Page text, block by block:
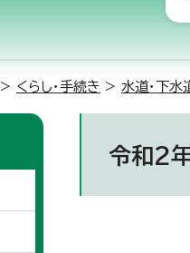
> くらし・手続き > 水道・下水
令和2